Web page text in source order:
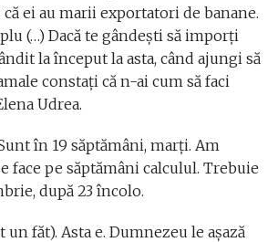
că ei au marii exportatori de banane.
(…) Dacă te gândești să imporţi
la început la asta, când ajungi să
constaţi că n-ai cum să faci
Udrea.
în 19 săptămâni, marţi. Am
face pe săptămâni calculul. Trebuie
după 23 încolo.
un făt). Asta e. Dumnezeu le așază